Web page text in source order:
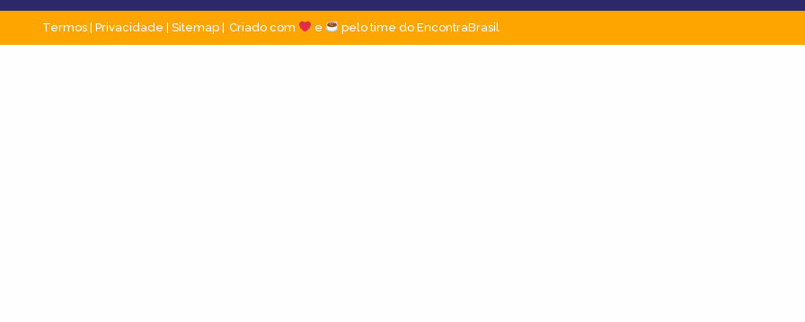
Termos Privacidade Sitemap Criado com e pelo time do EncontraBrasil